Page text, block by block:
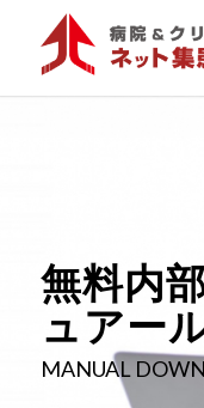
無料内
ュアー
MANUAL